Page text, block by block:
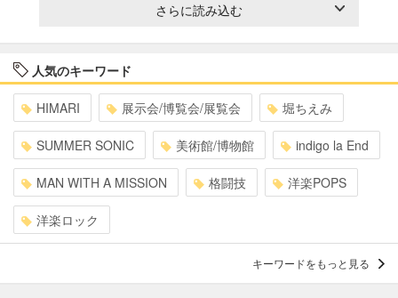
さらに読み込む
人気のキーワード
HIMARI 展示会/博覧会/展覧会 堀ちえみ
SUMMER SONIC 美術館/博物館 indigo la End
MAN WITH A MISSION 格闘技 洋楽POPS
洋楽ロック
キーワードをもっと見る